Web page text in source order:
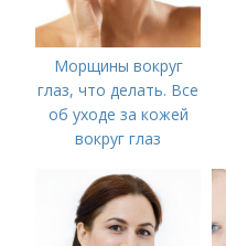
Морщины вокруг
глаз, что делать. Все
об уходе за кожей
вокруг глаз